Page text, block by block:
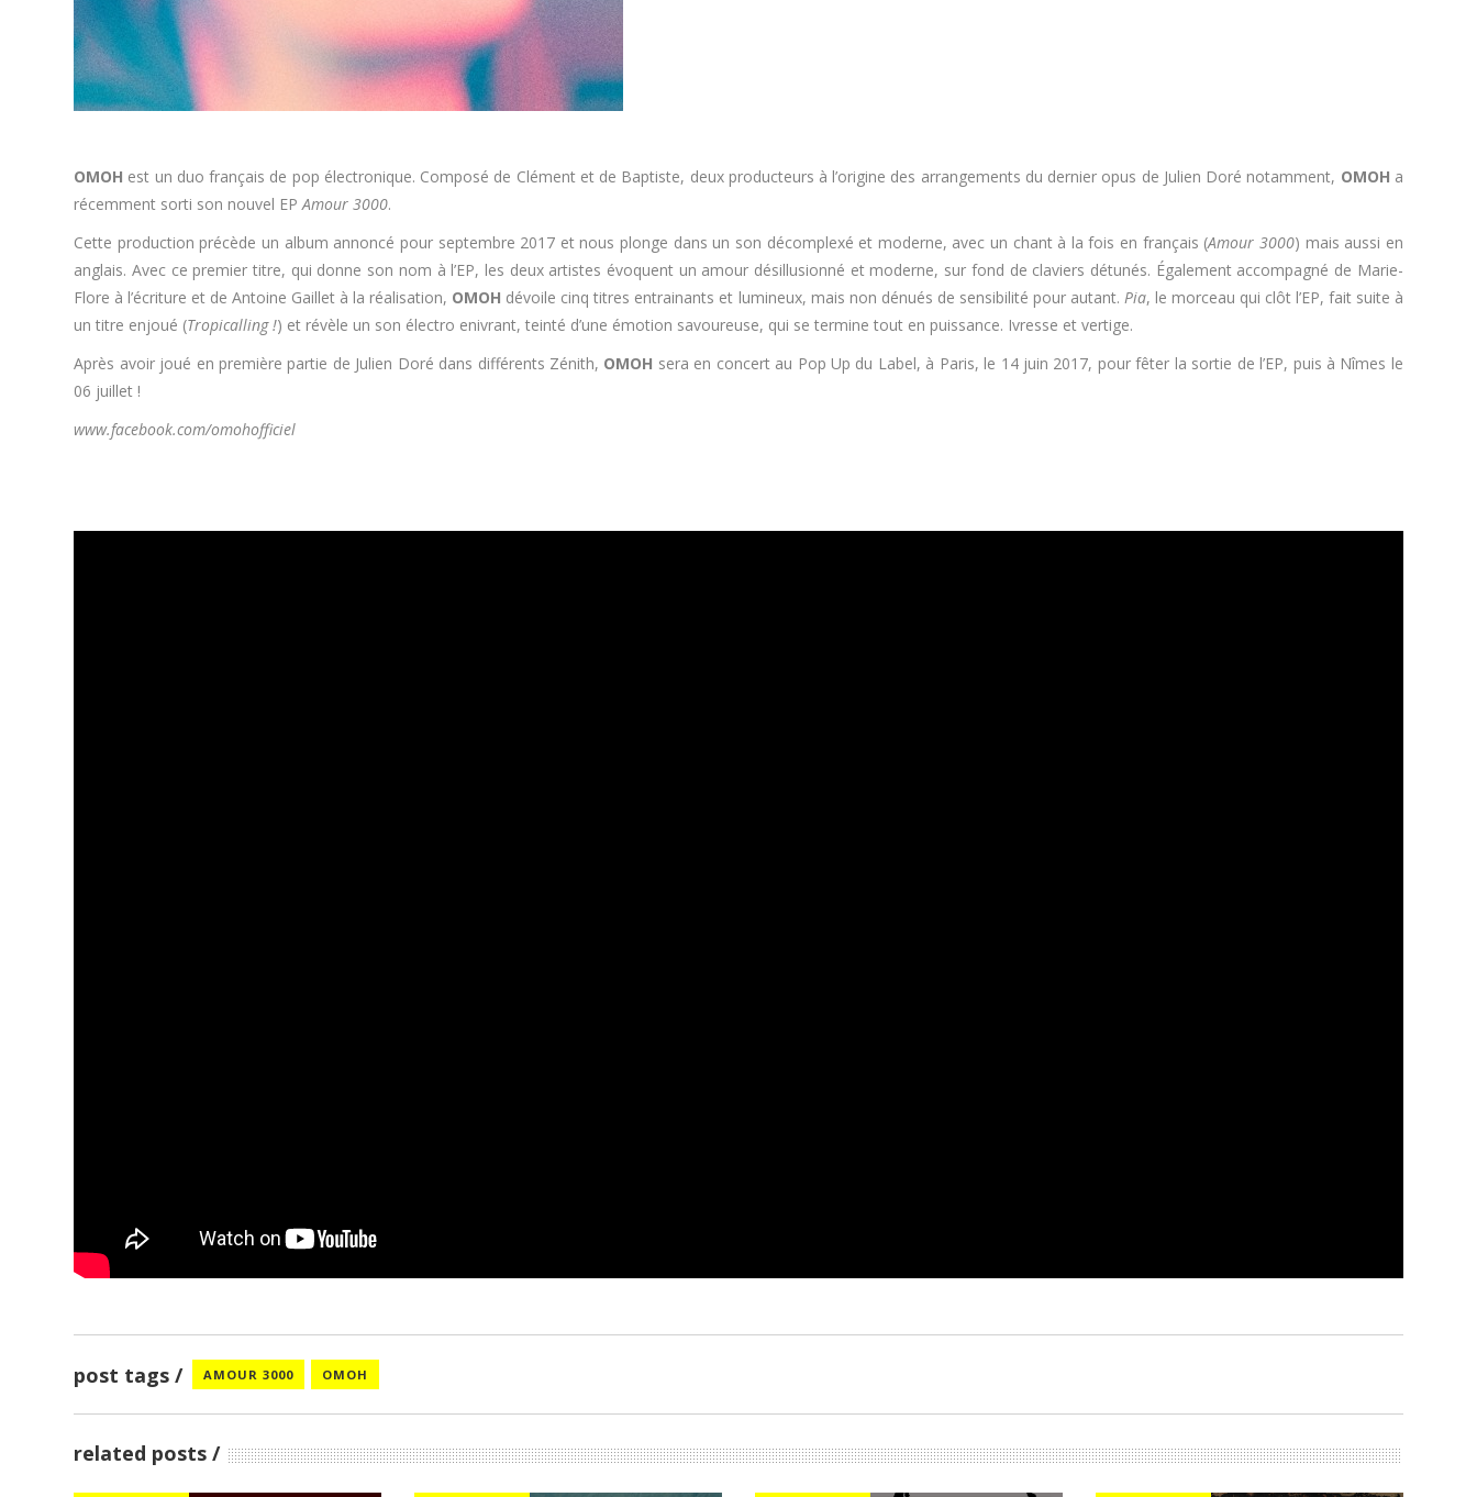
OMOH est un duo français de pop électronique. Composé de Clément et de Baptiste, deux producteurs à l’origine des arrangements du dernier opus de Julien Doré notamment, OMOH a
récemment sorti son nouvel EPAmour 3000.
Cette production précède un album annoncé pour septembre 2017 et nous plonge dans un son décomplexé et moderne, avec un chant à la fois en français (Amour 3000) mais aussi en
anglais. Avec ce premier titre, qui donne son nom à l’EP, les deux artistes évoquent un amour désillusionné et moderne, sur fond de claviers détunés. Également accompagné de Marie-
Flore à l’écriture et de Antoine Gaillet à la réalisation, OMOH dévoile cinq titres entrainants et lumineux, mais non dénués de sensibilité pour autant. Pia, le morceau qui clôt l’EP, fait suite à
un titre enjoué (Tropicalling !) et révèle un son électro enivrant, teinté d’une émotion savoureuse, qui se termine tout en puissance. Ivresse et vertige.
Après avoir joué en première partie de Julien Doré dans différents Zénith, OMOH sera en concert au Pop Up du Label, à Paris, le 14 juin 2017, pour fêter la sortie de l’EP, puis à Nîmes le
06 juillet !
www.facebook.com/omohofficiel
post tags AMOUR 3000 OMOH
related posts